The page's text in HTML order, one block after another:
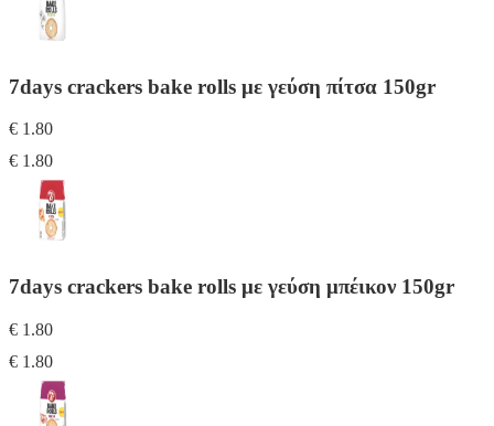
7days crackers bake rolls με γεύση πίτσα 150gr
€ 1.80
€ 1.80
7days crackers bake rolls με γεύση μπέικον 150gr
€ 1.80
€ 1.80